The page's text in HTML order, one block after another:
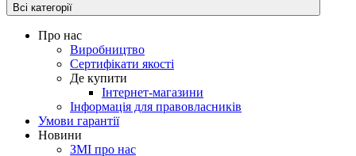
Всі категорії
Про нас
Виробництво
Сертифікати якості
Де купити
Інтернет-магазини
Інформація для правовласників
Умови гарантії
Новини
ЗМІ про нас